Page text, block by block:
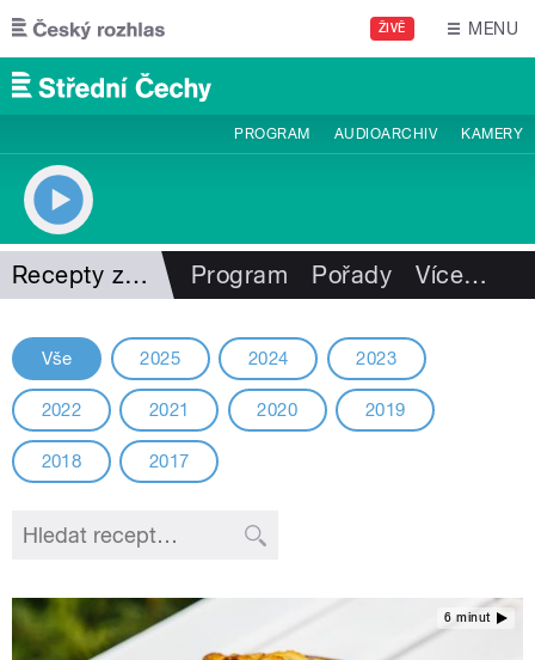
Přejít k hlavnímu obsahu
ŽIVĚ MENU
PROGRAM AUDIOARCHIV KAMERY
Recepty z minulých ročníků Program Pořady Více…
Vše 2025 2024 2023
2022 2021 2020 2019
2018 2017
6 minut